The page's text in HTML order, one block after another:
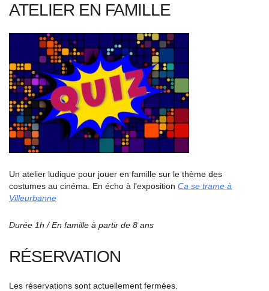
ATELIER EN FAMILLE
Un atelier ludique pour jouer en famille sur le thème des
costumes au cinéma. En écho à l’exposition Ca se trame à
Villeurbanne
Durée 1h / En famille à partir de 8 ans
RÉSERVATION
Les réservations sont actuellement fermées.